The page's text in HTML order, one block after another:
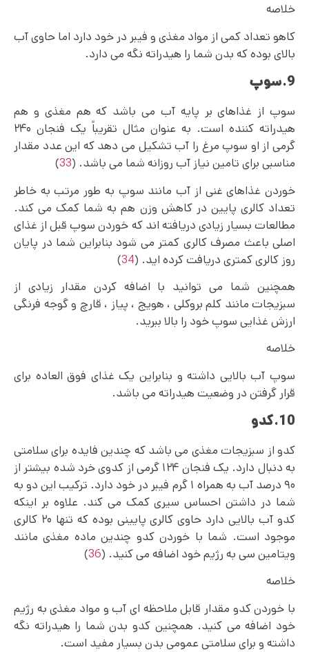
خلاصه
کاهو تعداد کمی از مواد مغذی و فیبر در خود دارد اما حاوی آب
بالای بوده که بدن شما را هیدراته نگه می دارد.
9.سوپ
سوپ از غذاهای بر پایه آب می باشد که هم مغذی و هم
هیدراته کننده است. به عنوان مثال تقریباً یک فنجان ۲۴۰
گرمی از او سوپ مرغ را آب تشکیل می دهد که این عدد مقدار
مناسبی برای تامین نیاز آب روزانه شما می باشد. (33
)
خوردن غذاهای غنی از آب مانند سوپ به طور مرتب به خاطر
تعداد کالری پایین در کاهش وزن هم به شما کمک می کند.
مطالعات بسیار زیادی دریافته‌ اند که خوردن سوپ قبل از غذای
اصلی باعث مصرف کالری کمتر می شود بنابراین شما در پایان
روز کالری کمتری دریافت کرده اید. (34
)
همچنین شما می توانید با اضافه کردن مقدار زیادی از
سبزیجات مانند کلم بروکلی ، هویج ، پیاز ، قارچ و گوجه فرنگی
ارزش غذایی سوپ خود را بالا ببرید.
خلاصه
سوپ آب بالایی داشته و بنابراین یک غذای فوق العاده برای
قرار گرفتن در وضعیت هیدراته می باشد.
10.کدو
کدو از سبزیجات مغذی می باشد که چندین فایده برای سلامتی
به دنبال دارد. یک فنجان ۱۲۴ گرمی از کدوی خرد شده بیشتر از
۹۰ درصد آب به همراه ۱ گرم فیبر در خود دارد. ترکیب این دو به
شما در داشتن احساس سیری کمک می‌ کند. علاوه بر اینکه
کدو آب بالایی دارد حاوی کالری پایینی بوده که تنها ۲۰ کالری
موجود است. شما با خوردن کدو چندین ماده مغذی مانند
ویتامین سی به رژیم خود اضافه می کنید. (36
)
خلاصه
با خوردن کدو مقدار قابل ملاحظه ای آب و مواد مغذی به رژیم
خود اضافه می کنید. همچنین کدو بدن شما را هیدراته نگه
داشته و برای سلامتی عمومی بدن بسیار مفید است.